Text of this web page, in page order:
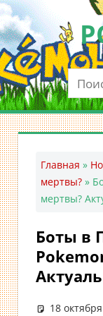
Перейти
к
содержимому
Мобильное
приложение
для
ловли
Главная »
мертвы? »
мертвы?
Боты в
18